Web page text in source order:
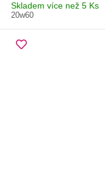
Skladem více než 5 Ks
20w60